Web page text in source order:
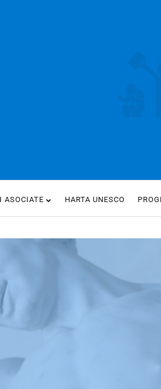
ASOCIATE HARTA UNESCO